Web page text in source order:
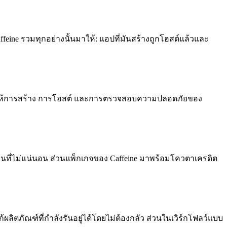
รวมทุกอย่างนั้นมาให้: แอปที่มันสร้างถูกโฮสต์แล้วและ
การสร้าง การโฮสต์ และการตรวจสอบความปลอดภัยของ
ไม่แน่นอน ส่วนแพ็กเกจของ Caffeine มาพร้อมโควตาเครดิต
ผลิตภัณฑ์ที่กำลังรันอยู่ได้โดยไม่ต้องกลัว ส่วนในเวิร์กโฟลว์แบบ